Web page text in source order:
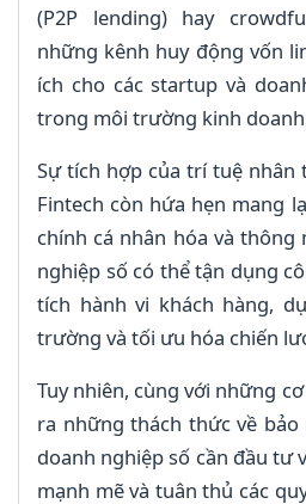
(P2P lending) hay
những kênh huy động vốn
ích cho các startup và
trong môi trường kinh
Sự tích hợp của trí tuệ nhân
Fintech còn hứa hẹn mang
chính cá nhân hóa và thông
nghiệp số có thể tận dụng
tích hành vi khách hàng,
trường và tối ưu hóa chiến
Tuy nhiên, cùng với những
ra những thách thức về bảo
doanh nghiệp số cần đầu tư
mạnh mẽ và tuân thủ các